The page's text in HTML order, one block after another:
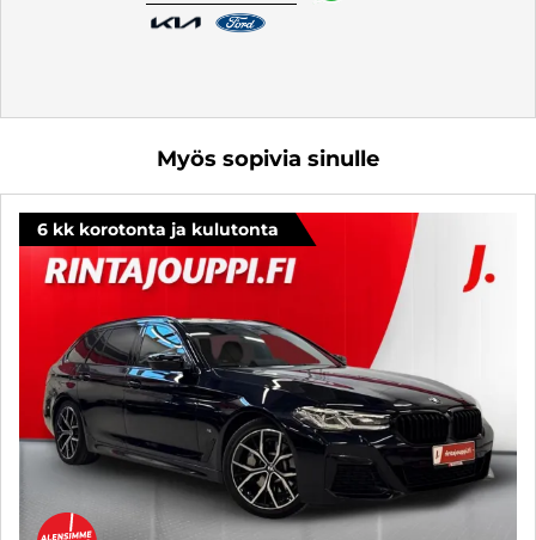
Myös sopivia sinulle
6 kk korotonta ja kulutonta